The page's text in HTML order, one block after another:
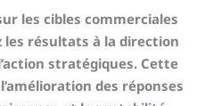
les cibles commerciales
les résultats à la direction
stratégiques. Cette
des réponses